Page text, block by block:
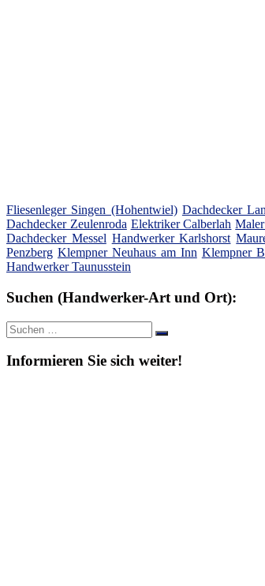
Fliesenleger Singen (Hohentwiel) Dachdecker
Dachdecker Zeulenroda Elektriker Calberlah
Dachdecker Messel Handwerker Karlshorst
Penzberg Klempner Neuhaus am Inn Klempner
Handwerker Taunusstein
Suchen (Handwerker-Art und Ort):
Suche
nach:
Suchen
Informieren Sie sich weiter!